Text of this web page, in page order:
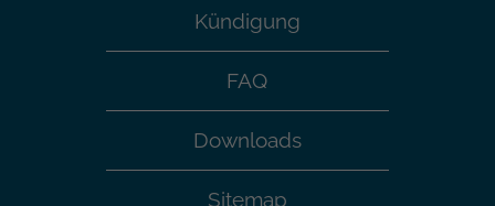
Kündigung
FAQ
Downloads
Sitemap